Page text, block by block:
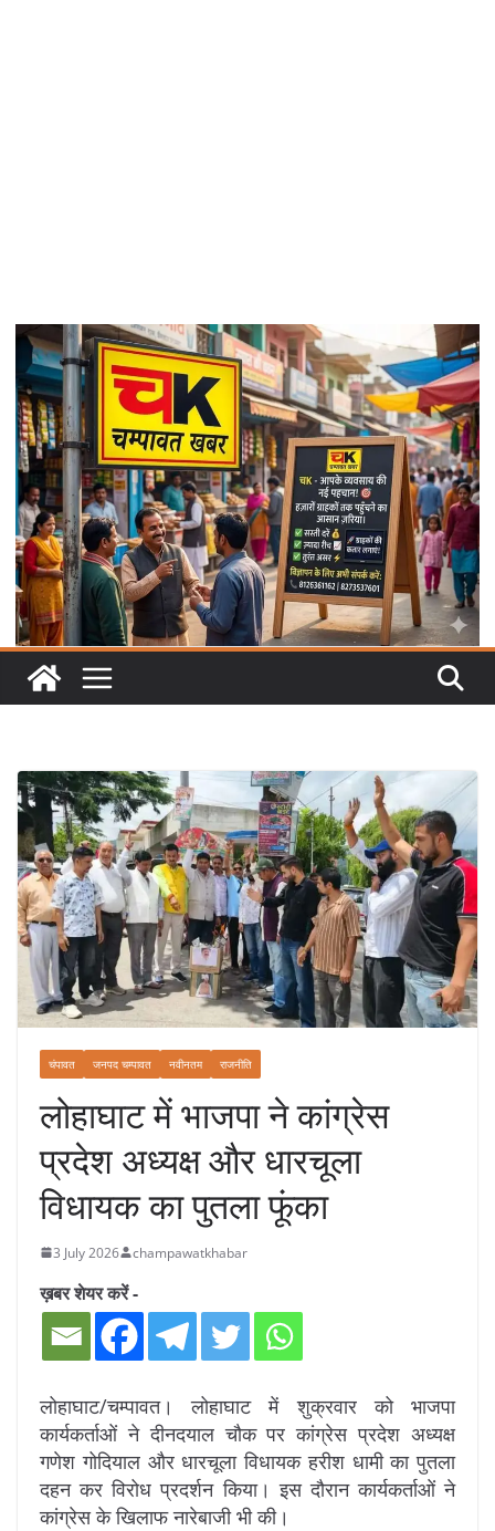
चंपावत जनपद चम्पावत नवीनतम राजनीति
लोहाघाट में भाजपा ने कांग्रेस
प्रदेश अध्यक्ष और धारचूला
विधायक का पुतला फूंका
3 July 2026 champawatkhabar
ख़बर शेयर करें -
लोहाघाट/चम्पावत। लोहाघाट में शुक्रवार को भाजपा
कार्यकर्ताओं ने दीनदयाल चौक पर कांग्रेस प्रदेश अध्यक्ष
गणेश गोदियाल और धारचूला विधायक हरीश धामी का पुतला
दहन कर विरोध प्रदर्शन किया। इस दौरान कार्यकर्ताओं ने
कांग्रेस के खिलाफ नारेबाजी भी की।